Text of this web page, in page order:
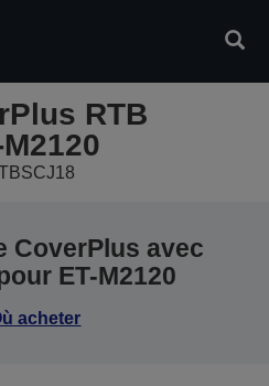
RTB
CoverPlus avec
ET-M2120
acheter